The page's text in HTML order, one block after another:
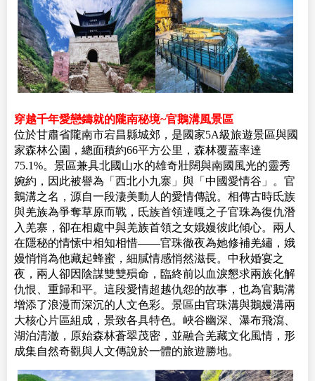
穿越千年愛戀鑄就的隴南秘境~官鵝溝風景區
位於甘肅省隴南市宕昌縣城郊，是國家5A級旅遊景區與國
家森林公園，總面積約66平方公里，森林覆蓋率達
75.1%。景區兼具北國山水的雄奇壯闊與南國風光的靈秀
婉約，因此被譽為「西北小九寨」與「中國愛情谷」。官
鵝溝之名，源自一段淒美動人的愛情傳說。相傳古時氐族
與羌族為爭奪草原而戰，氐族首領達嘎之子官珠為復仇潛
入羌寨，卻在相處中與羌族首領之女娥嫚彼此傾心。兩人
在隱秘的情愫中相知相惜——官珠徹夜為她修補羌繡，娥
嫚悄悄為他藏起蜂蜜，細膩情感悄然滋長。中秋婚宴之
夜，兩人卻因陰謀雙雙殞命，臨終前以血淚懇求兩族化解
仇恨、重歸和平。這段愛情超越仇怨的故事，也為官鵝溝
增添了浪漫而深沉的人文色彩。景區由官珠溝與鵝嫚溝兩
大核心片區組成，景致各具特色。峽谷幽深、瀑布飛瀉、
湖泊清澈，原始森林蒼翠茂密，並融合羌藏文化風情，形
成集自然奇觀與人文傳說於一體的旅遊勝地。